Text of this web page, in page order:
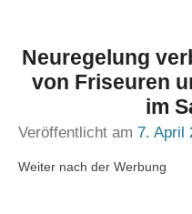
Neuregelung
von Friseuren
im
Veröffentlicht am 7. April
Weiter nach der Werbung